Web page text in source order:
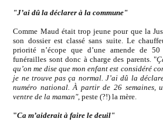
"J’ai dû la déclarer à la commune"
Comme Maud était trop jeune pour que la
son dossier est classé sans suite. Le
priorité n’écope que d’une amende de
funérailles sont donc à charge des parents. "
qu’on me dise que mon enfant est considéré
je ne trouve pas ça normal. J’ai dû la
numéro national. À partir de 26 semaines,
ventre de la maman", peste (?!) la mère.
"Ca m’aiderait à faire le deuil"